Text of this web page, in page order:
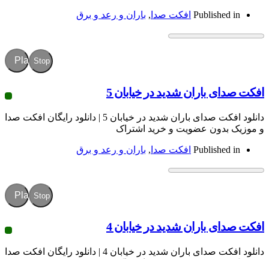
افکت صدا,باران و رعد و برق
باران شدید در خیابان 5
دانلود افکت صدای باران شدید در خیابان 5 | دانلود رایگان افکت صدا
عضویت و خرید اشتراک
افکت صدا,باران و رعد و برق
باران شدید در خیابان 4
دانلود افکت صدای باران شدید در خیابان 4 | دانلود رایگان افکت صدا